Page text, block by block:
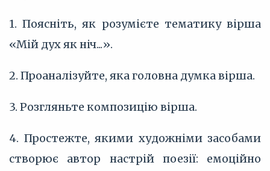
1. Поясніть, як розумієте тематику вірша
«Мій дух як ніч...».
2. Проаналізуйте, яка головна думка вірша.
3. Розгляньте композицію вірша.
4. Простежте, якими художніми засобами
створює автор настрій поезії: емоційно